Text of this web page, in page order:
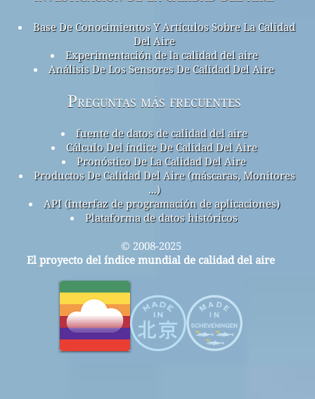
Base De Conocimientos Y Artículos Sobre La Calidad
Del Aire
Experimentación de la calidad del aire
Análisis De Los Sensores De Calidad Del Aire
Preguntas más frecuentes
fuente de datos de calidad del aire
Cálculo Del índice De Calidad Del Aire
Pronóstico De La Calidad Del Aire
Productos De Calidad Del Aire (máscaras, Monitores
...)
API (interfaz de programación de aplicaciones)
Plataforma de datos históricos
© 2008-2025
El proyecto del índice mundial de calidad del aire